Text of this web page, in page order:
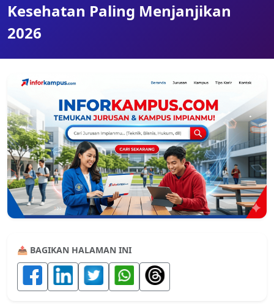
Kesehatan Paling Menjanjikan
2026
📤 BAGIKAN HALAMAN INI